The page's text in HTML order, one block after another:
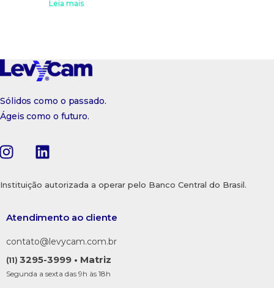
Leia mais
Sólidos como o passado.
Ágeis como o futuro.
Instituição autorizada a operar pelo Banco Central do Brasil.
Atendimento ao cliente
contato@levycam.com.br
(11) 3295-3999 • Matriz
Segunda a sexta das 9h às 18h